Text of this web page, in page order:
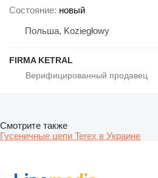
Состояние новый
Польша, Koziegłowy
FIRMA KETRAL
Смотрите также
Гусеничные цепи Terex в Украине